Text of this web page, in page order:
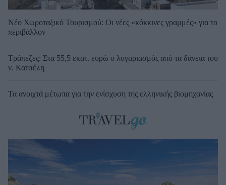
Νέο Χωροταξικό Τουρισμού: Οι νέες «κόκκινες γραμμές» για το
περιβάλλον
Τράπεζες: Στα 55,5 εκατ. ευρώ ο λογαριασμός από τα δάνεια του
ν. Κατσέλη
Τα ανοιχτά μέτωπα για την ενίσχυση της ελληνικής βιομηχανίας